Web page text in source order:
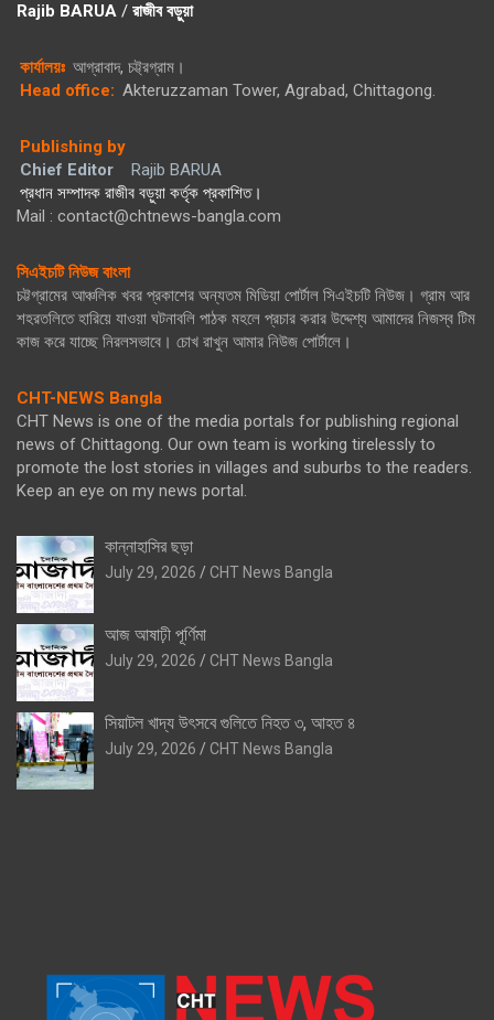
Rajib BARUA / রাজীব বড়ুয়া
কার্যালয়ঃ আগ্রাবাদ, চট্ট্রগ্রাম।
Head office: Akteruzzaman Tower, Agrabad, Chittagong.
Publishing by
Chief Editor
Rajib BARUA
প্রধান সম্পাদক রাজীব বড়ুয়া কর্তৃক প্রকাশিত।
Mail : contact@chtnews-bangla.com
সিএইচটি নিউজ বাংলা
চট্টগ্রামের আঞ্চলিক খবর প্রকাশের অন্যতম মিডিয়া পোর্টাল সিএইচটি নিউজ। গ্রাম আর
শহরতলিতে হারিয়ে যাওয়া ঘটনাবলি পাঠক মহলে প্রচার করার উদ্দেশ্য আমাদের নিজস্ব টিম
কাজ করে যাচ্ছে নিরলসভাবে। চোখ রাখুন আমার নিউজ পোর্টালে।
CHT-NEWS Bangla
CHT News is one of the media portals for publishing regional
news of Chittagong. Our own team is working tirelessly to
promote the lost stories in villages and suburbs to the readers.
Keep an eye on my news portal.
কান্নাহাসির ছড়া
July 29, 2026 CHT News Bangla
আজ আষাঢ়ী পূর্ণিমা
July 29, 2026 CHT News Bangla
সিয়াটল খাদ্য উৎসবে গুলিতে নিহত ৩, আহত ৪
July 29, 2026 CHT News Bangla